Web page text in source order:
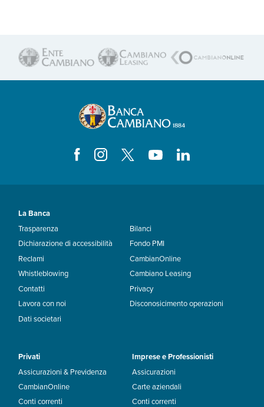
La Banca
Trasparenza
Dichiarazione di accessibilità
Reclami
Whistleblowing
Contatti
Lavora con noi
Dati societari
Bilanci
Fondo PMI
CambianOnline
Cambiano Leasing
Privacy
Disconosicimento operazioni
Privati
Assicurazioni & Previdenza
CambianOnline
Conti correnti
Imprese e Professionisti
Assicurazioni
Carte aziendali
Conti correnti